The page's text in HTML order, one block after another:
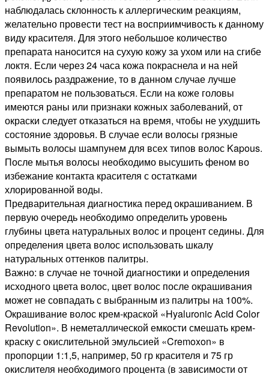
наблюдалась склонность к аллергическим реакциям,
желательно провести тест на восприимчивость к данному
виду красителя. Для этого небольшое количество
препарата наносится на сухую кожу за ухом или на сгибе
локтя. Если через 24 часа кожа покраснела и на ней
появилось раздражение, то в данном случае лучше
препаратом не пользоваться. Если на коже головы
имеются раны или признаки кожных заболеваний, от
окраски следует отказаться на время, чтобы не ухудшить
состояние здоровья. В случае если волосы грязные
вымыть волосы шампунем для всех типов волос Kapous.
После мытья волосы необходимо высушить феном во
избежание контакта красителя с остатками
хлорированной воды.
Предварительная диагностика перед окрашиванием. В
первую очередь необходимо определить уровень
глубины цвета натуральных волос и процент седины. Для
определения цвета волос использовать шкалу
натуральных оттенков палитры.
Важно: в случае не точной диагностики и определения
исходного цвета волос, цвет волос после окрашивания
может не совпадать с выбранным из палитры на 100%.
Окрашивание волос крем-краской «Hyaluronic Acid Color
Revolution». В неметаллической емкости смешать крем-
краску с окислительной эмульсией «Cremoxon» в
пропорции 1:1,5, например, 50 гр красителя и 75 гр
окислителя необходимого процента (в зависимости от